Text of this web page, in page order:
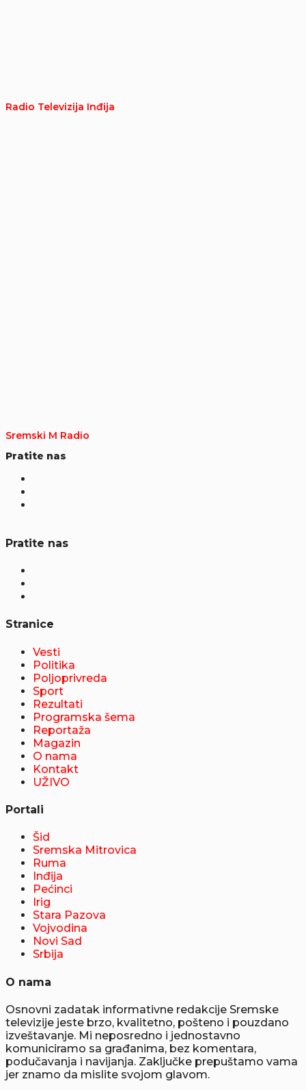
Radio Televizija Inđija
Sremski M Radio
Pratite nas
Pratite nas
Stranice
Vesti
Politika
Poljoprivreda
Sport
Rezultati
Programska šema
Reportaža
Magazin
O nama
Kontakt
UŽIVO
Portali
Šid
Sremska Mitrovica
Ruma
Inđija
Pećinci
Irig
Stara Pazova
Vojvodina
Novi Sad
Srbija
O nama
Osnovni zadatak informativne redakcije Sremske
televizije jeste brzo, kvalitetno, pošteno i pouzdano
izveštavanje. Mi neposredno i jednostavno
komuniciramo sa građanima, bez komentara,
podučavanja i navijanja. Zaključke prepuštamo vama
jer znamo da mislite svojom glavom.